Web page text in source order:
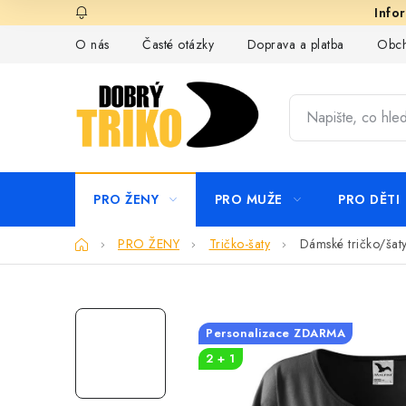
na
O nás Časté otázky Doprava a platba
PRO ŽENY PRO MUŽE PRO DĚTI
DomůPRO ŽENY Tričko-šaty Dámské tričko/
Personalizace ZDARMA
2 + 1